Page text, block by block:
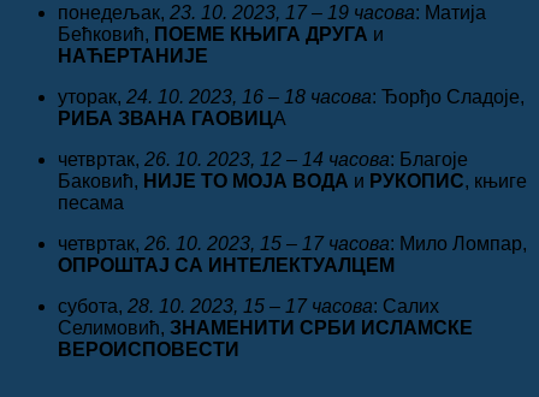
понедељак, 23. 10. 2023, 17 – 19 часова: Матија
Бећковић, ПОЕМЕ КЊИГА ДРУГА и
НАЋЕРТАНИЈЕ
уторак, 24. 10. 2023, 16 – 18 часова: Ђорђо Сладоје,
РИБА ЗВАНА ГАОВИЦА
четвртак, 26. 10. 2023, 12 – 14 часова: Благоје
Баковић, НИЈЕ ТО МОЈА ВОДА и РУКОПИС, књиге
песама
четвртак, 26. 10. 2023, 15 – 17 часова: Мило Ломпар,
ОПРОШТАЈ СА ИНТЕЛЕКТУАЛЦЕМ
субота, 28. 10. 2023, 15 – 17 часова: Салих
Селимовић, ЗНАМЕНИТИ СРБИ ИСЛАМСКЕ
ВЕРОИСПОВЕСТИ